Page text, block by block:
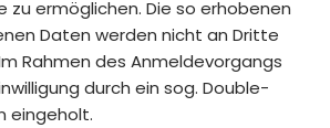
zu ermöglichen. Die so erhobenen
Daten werden nicht an Dritte
Rahmen des Anmeldevorgangs
durch ein sog. Double-
eingeholt.